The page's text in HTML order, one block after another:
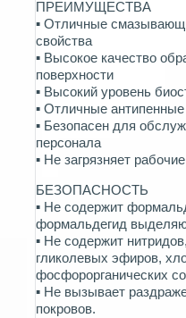
ПРЕИМУЩЕСТВА
▪ Отличные
свойства
▪ Высокое качество
поверхности
▪ Высокий уровень
▪ Отличные антипенные
▪ Безопасен для
персонала
▪ Не загрязняет
БЕЗОПАСНОСТЬ
▪ Не содержит
формальдегид
▪ Не содержит
гликолевых эфиров,
фосфорорганических
▪ Не вызывает
покровов.